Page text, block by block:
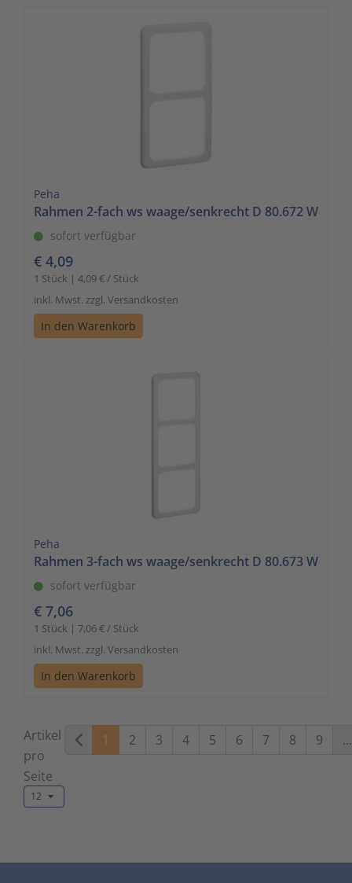
Peha
Rahmen 2-fach ws waage/senkrecht D 80.672 W
sofort verfügbar
€ 4,09
1 Stück | 4,09 € / Stück
inkl. Mwst. zzgl. Versandkosten
In den Warenkorb
Peha
Rahmen 3-fach ws waage/senkrecht D 80.673 W
sofort verfügbar
€ 7,06
1 Stück | 7,06 € / Stück
inkl. Mwst. zzgl. Versandkosten
In den Warenkorb
Artikel
pro
Seite
12
1 2 3 4 5 6 7 8 9 ...